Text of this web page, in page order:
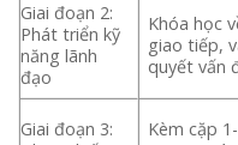
Giai đoạn 2:
Phát triển kỹ
năng lãnh
đạo
Khóa học
giao tiếp,
quyết vấn
Giai đoạn 3:
Kèm cặp